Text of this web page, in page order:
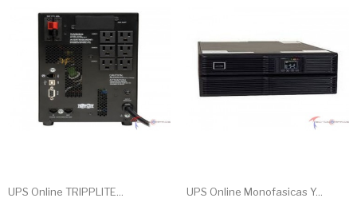
UPS Online TRIPPLITE...
UPS Online Monofasicas Y...